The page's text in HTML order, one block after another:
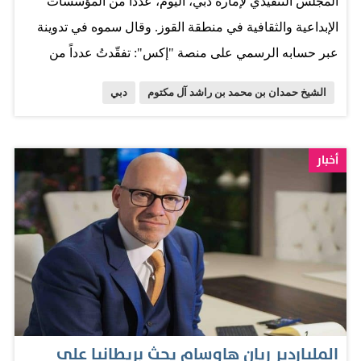
الحضري المستقبلي.. في…
الإبداعية والثقافية في منطقة القوز. وقال سموه في تدوينة
عبر حسابه الرسمي على منصة "إكس": تفقّدتُ عدداً من
تحتضن أكثر من 90 مؤسسة إبداعية وصالة فنية". وأضاف
سموه: "كما اطّلعت خلال الزيارة على عدد من المشاريع
والمبادرات الهادفة لإثراء المشهد الابداعي وبناء جسور إنسانية
تربط بين الثقافات والمجتمعات". وتابع سموه: "دبي برؤيتها
وبعقول مبدعيها، ماضيةٌ لتعزيز موقعها مركزاً عالمياً للاقتصاد
الإبداعي، بقناعة راسخة بدور الثقافة كقوة محركة تصنع هوية
دبي وتساهم في رسم ملامح مستقبلها". الإمارات اليوم
الشيخ حمدان بن محمد بن راشد آل مكتوم دبي
أخبار
الملياردير ريان هاوسام يحث بريطانيا على